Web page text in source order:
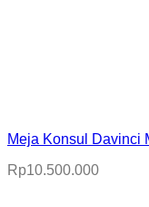
Meja Konsul Davinci
Rp10.500.000